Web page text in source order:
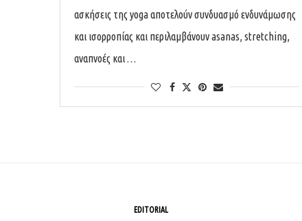
ασκήσεις της yoga αποτελούν συνδυασμό ενδυνάμωσης
και ισορροπίας και περιλαμβάνουν asanas, stretching,
αναπνοές και …
EDITORIAL